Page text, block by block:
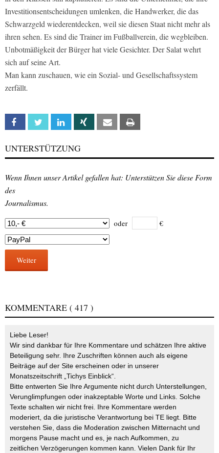
Investitionsentscheidungen umlenken, die Handwerker, die das
Schwarzgeld wiederentdecken, weil sie diesen Staat nicht mehr als
ihren sehen. Es sind die Trainer im Fußballverein, die wegbleiben.
Unbotmäßigkeit der Bürger hat viele Gesichter. Der Salat wehrt
sich auf seine Art.
Man kann zuschauen, wie ein Sozial- und Gesellschaftssystem
zerfällt.
Facebook Twitter Linkedin Xing Email
UNTERSTÜTZUNG
Wenn Ihnen unser Artikel gefallen hat: Unterstützen Sie diese Form
des
Journalismus.
oder €
Weiter
KOMMENTARE ( 417 )
Liebe Leser!
Wir sind dankbar für Ihre Kommentare und schätzen Ihre aktive
Beteiligung sehr. Ihre Zuschriften können auch als eigene
Beiträge auf der Site erscheinen oder in unserer
Monatszeitschrift „Tichys Einblick“.
Bitte entwerten Sie Ihre Argumente nicht durch Unterstellungen,
Verunglimpfungen oder inakzeptable Worte und Links. Solche
Texte schalten wir nicht frei. Ihre Kommentare werden
moderiert, da die juristische Verantwortung bei TE liegt. Bitte
verstehen Sie, dass die Moderation zwischen Mitternacht und
morgens Pause macht und es, je nach Aufkommen, zu
zeitlichen Verzögerungen kommen kann. Vielen Dank für Ihr